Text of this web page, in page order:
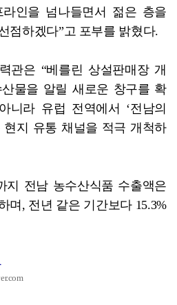
라인을 넘나들면서 젊은 층을
점하겠다”고 포부를 밝혔다.
관은 “베를린 상설판매장 개
물을 알릴 새로운 창구를 확
니라 유럽 전역에서 ‘전남의
현지 유통 채널을 적극 개척하
지 전남 농수산식품 수출액은
며, 전년 같은 기간보다 15.3%